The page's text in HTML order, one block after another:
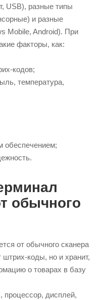
USB), разные типы
и разные
Mobile, Android). При
факторы, как:
кодов;
температура,
обеспечением;
обычного
от обычного сканера
штрих-коды, но и хранит,
о товарах в базу
дисплей,